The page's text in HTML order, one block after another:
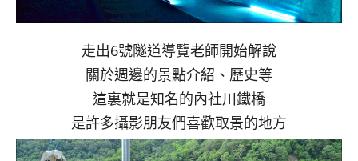
走出6號隧道導覽老師開始解說
關於週邊的景點介紹、歷史等
這裏就是知名的內社川鐵橋
是許多攝影朋友們喜歡取景的地方